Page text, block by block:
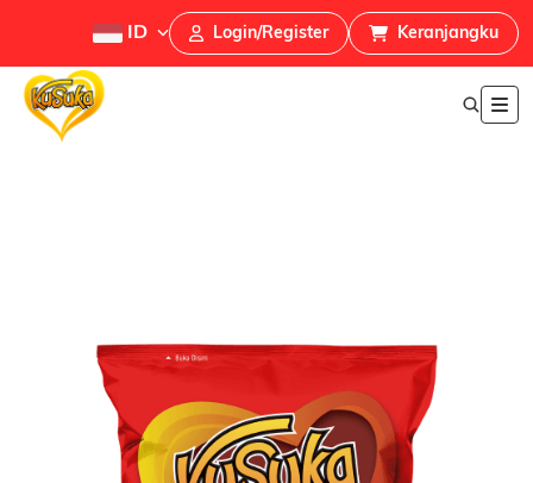
ID Login/Register Keranjangku